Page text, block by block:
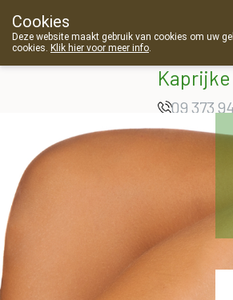
Kaprijke
09 373
Cookies
Deze website maakt gebruik van cookies om uw
cookies. Klik hier voor meer info.